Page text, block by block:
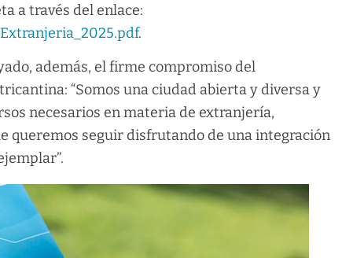
a través del enlace:
.
además, el firme compromiso del
“Somos una ciudad abierta y diversa y
necesarios en materia de extranjería,
queremos seguir disfrutando de una integración